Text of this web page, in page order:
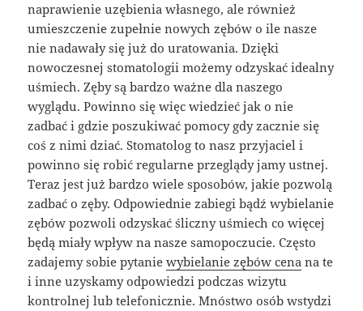
naprawienie uzębienia własnego, ale również
umieszczenie zupełnie nowych zębów o ile nasze
nie nadawały się już do uratowania. Dzięki
nowoczesnej stomatologii możemy odzyskać idealny
uśmiech. Zęby są bardzo ważne dla naszego
wyglądu. Powinno się więc wiedzieć jak o nie
zadbać i gdzie poszukiwać pomocy gdy zacznie się
coś z nimi dziać. Stomatolog to nasz przyjaciel i
powinno się robić regularne przeglądy jamy ustnej.
Teraz jest już bardzo wiele sposobów, jakie pozwolą
zadbać o zęby. Odpowiednie zabiegi bądź wybielanie
zębów pozwoli odzyskać śliczny uśmiech co więcej
będą miały wpływ na nasze samopoczucie. Często
zadajemy sobie pytaniewybielanie zębów cena na te
i inne uzyskamy odpowiedzi podczas wizytu
kontrolnej lub telefonicznie. Mnóstwo osób wstydzi